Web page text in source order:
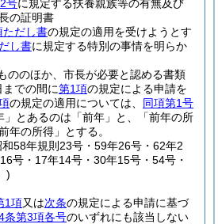
号に規定する扶養親族等の有無及び
の証明書
ただし書の規定の適用を受けようとす
し書に規定する特別の事情を明らか
ののほか、市長が必要と認める書類
での間に第1項の規定による申請を
の規定の適用については、 同項第1号
」とあるのは「前年」と、「前年の所
年の所得」とする。
58年規則23号・59年26号・62年2
号・17年14号・30年15号・54号・
)
1項又は次条の規定による申請に基づ
条第3項各号のいずれにも該当しない